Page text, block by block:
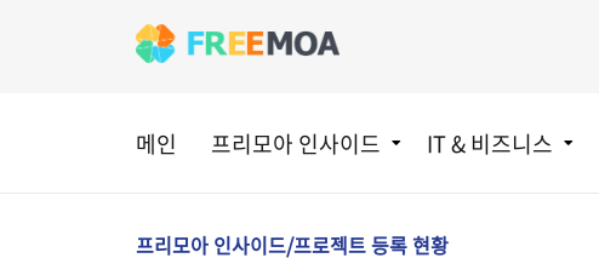
메인 프리모아 인사이드 IT & 비즈니스
프리모아 인사이드/프로젝트 등록 현황